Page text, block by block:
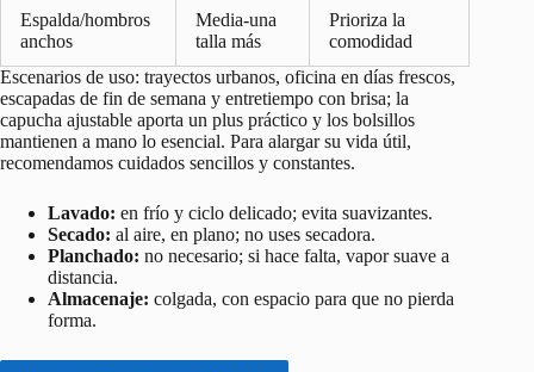
Espalda/hombros
anchos
Media-una
talla más
Prioriza la
comodidad
Escenarios de uso: trayectos urbanos, oficina en días frescos,
escapadas de fin de semana y entretiempo con brisa; la
capucha ajustable aporta un plus práctico y los bolsillos
mantienen a mano lo esencial. Para alargar su vida útil,
recomendamos cuidados sencillos y constantes.
Lavado: en frío y ciclo delicado; evita suavizantes.
Secado: al aire, en plano; no uses secadora.
Planchado: no necesario; si hace falta, vapor suave a
distancia.
Almacenaje: colgada, con espacio para que no pierda
forma.